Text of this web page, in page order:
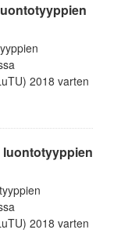
2018 varten
luontotyyppien
2018 varten